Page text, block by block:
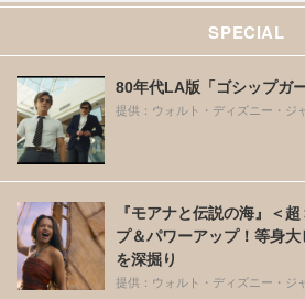
SPECIAL
80年代LA版「ゴシップガ
提供：ウォルト・ディズニー・ジ
『モアナと伝説の海』＜
プ＆パワーアップ！等身
を深掘り
提供：ウォルト・ディズニー・ジ